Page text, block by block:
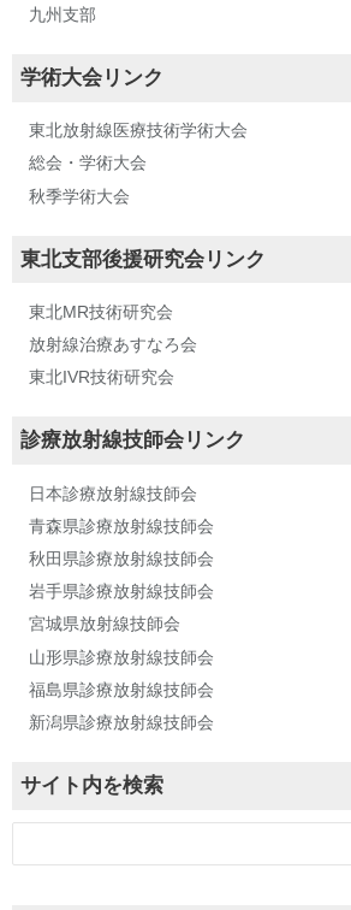
九州支部
学術大会リンク
東北放射線医療技術学術大会
総会・学術大会
秋季学術大会
東北支部後援研究会リンク
東北MR技術研究会
放射線治療あすなろ会
東北IVR技術研究会
診療放射線技師会リンク
日本診療放射線技師会
青森県診療放射線技師会
秋田県診療放射線技師会
岩手県診療放射線技師会
宮城県放射線技師会
山形県診療放射線技師会
福島県診療放射線技師会
新潟県診療放射線技師会
サイト内を検索